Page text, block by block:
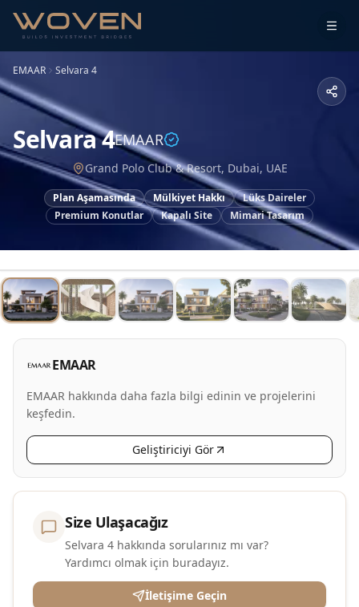
EMAAR Selvara 4
Selvara 4EMAAR
Grand Polo Club & Resort, Dubai, UAE
Plan Aşamasında Mülkiyet Hakkı
Lüks Daireler
Premium Konutlar
Kapalı Site Mimari Tasarım
EMAAR
EMAAR hakkında daha fazla bilgi edinin ve projelerini
keşfedin.
Geliştiriciyi Gör
Size Ulaşacağız
Selvara 4 hakkında sorularınız mı var?
Yardımcı olmak için buradayız.
İletişime Geçin